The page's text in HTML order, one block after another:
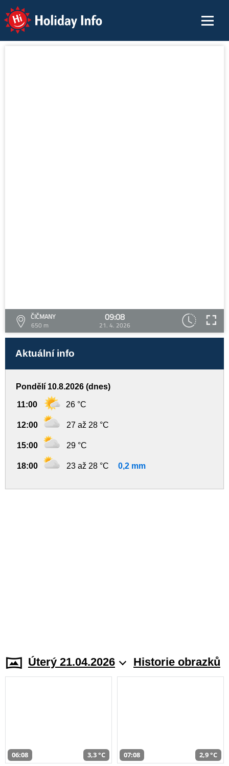
Holiday Info
ČIČMANY
650 m
09:08
21. 4. 2026
Aktuální info
Pondělí 10.8.2026 (dnes)
11:00 26 °C
12:00 27 až 28 °C
15:00 29 °C
18:00 23 až 28 °C 0,2 mm
Úterý 21.04.2026 Historie obrazků
06:08 3,3 °C 07:08 2,9 °C